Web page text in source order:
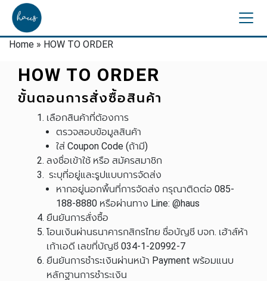
Home » HOW TO ORDER
HOW TO ORDER
ขั้นตอนการสั่งซื้อสินค้า
เลือกสินค้าที่ต้องการ
ตรวจสอบข้อมูลสินค้า
ใส่ Coupon Code (ถ้ามี)
ลงชื่อเข้าใช้ หรือ สมัครสมาชิก
ระบุที่อยู่และรูปแบบการจัดส่ง
หากอยู่นอกพื้นที่การจัดส่ง กรุณาติดต่อ 085-
188-8880 หรือผ่านทาง Line: @haus
ยืนยันการสั่งซื้อ
โอนเงินผ่านธนาคารกสิกรไทย ชื่อบัญชี บจก. เฮ้าส์ห้า
เก้าเอดี เลขที่บัญชี 034-1-20992-7
ยืนยันการชำระเงินผ่านหน้า Payment พร้อมแนบ
หลักฐานการชำระเงิน